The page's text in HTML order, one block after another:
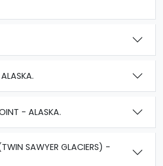
- ALASKA.
SAWYER GLACIERS) -